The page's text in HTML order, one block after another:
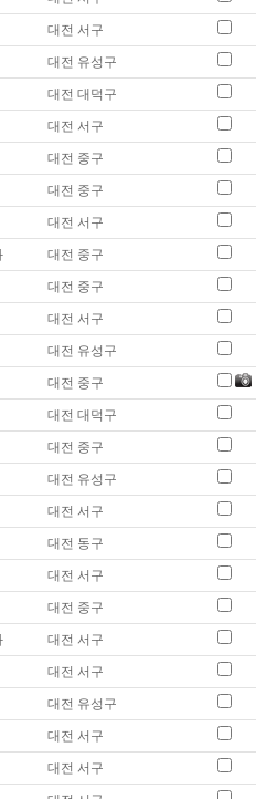
대전 서구
대전 유성구
대전 대덕구
대전 서구
대전 중구
대전 중구
대전 서구
대전 중구
대전 중구
대전 서구
대전 유성구
대전 중구
대전 대덕구
대전 중구
대전 유성구
대전 서구
대전 동구
대전 서구
대전 중구
대전 서구
대전 서구
대전 유성구
대전 서구
대전 서구